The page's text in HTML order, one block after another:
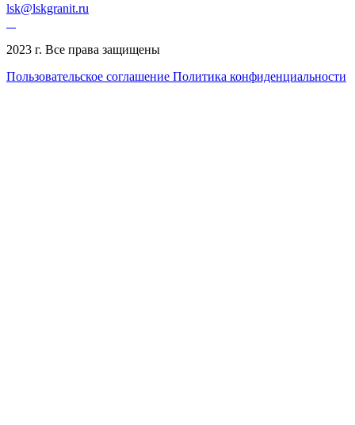
lsk@lskgranit.ru
2023 г. Все права защищены
Пользовательское соглашение Политика конфиденциальности